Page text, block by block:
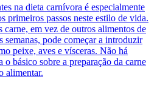
na dieta carnívora é especialmente
primeiros passos neste estilo de vida.
carne, em vez de outros alimentos de
pode começar a introduzir
peixe, aves e vísceras. Não há
o básico sobre a preparação da carne
alimentar.